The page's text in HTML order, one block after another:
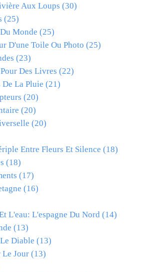
Aux Loups (30)
(25)
Monde (25)
D'une Toile Ou Photo (25)
(23)
Des Livres (22)
De La Pluie (21)
(20)
(20)
(20)
Entre Fleurs Et Silence (18)
(18)
(17)
(16)
L'eau: L'espagne Du Nord (14)
(13)
Diable (13)
Jour (13)